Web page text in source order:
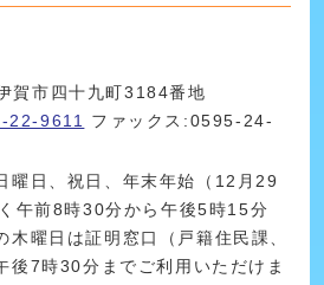
賀市四十九町3184番地
22-9611
ファックス:0595-24-
曜日、祝日、年末年始（12月29
午前8時30分から午後5時15分
木曜日は証明窓口（戸籍住民課、
後7時30分までご利用いただけま